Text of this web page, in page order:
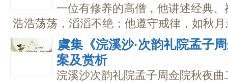
一位有修养的高僧，他讲述经典
浩浩荡荡，滔滔不绝；他遵守戒律，如秋
虞集《浣溪沙·次韵礼院孟子
案及赏析
浣溪沙次韵礼院孟子周佥院秋夜